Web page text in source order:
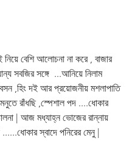
নিয়ে বেশি আলোচনা না করে , বাজার
সবজির সঙ্গে  ...আনিয়ে নিলাম
,হিং দই আর প্রয়োজনীয় মশলাপাতি
রাঁধছি ,স্পেশাল পদ ....ধোকার
| আজ মধ্যাহ্ন ভোজের রান্নায়
স্বাদে পনিরের মেনু |